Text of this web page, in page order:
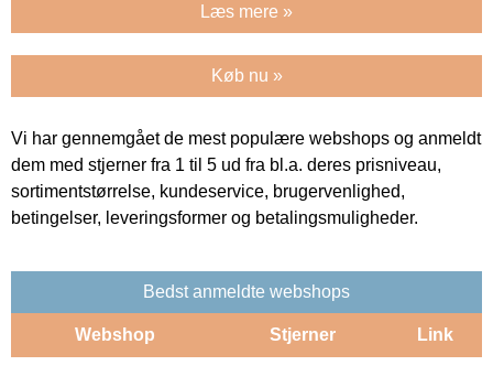
Læs mere »
Køb nu »
Vi har gennemgået de mest populære webshops og anmeldt
dem med stjerner fra 1 til 5 ud fra bl.a. deres prisniveau,
sortimentstørrelse, kundeservice, brugervenlighed,
betingelser, leveringsformer og betalingsmuligheder.
Bedst anmeldte webshops
Webshop Stjerner Link